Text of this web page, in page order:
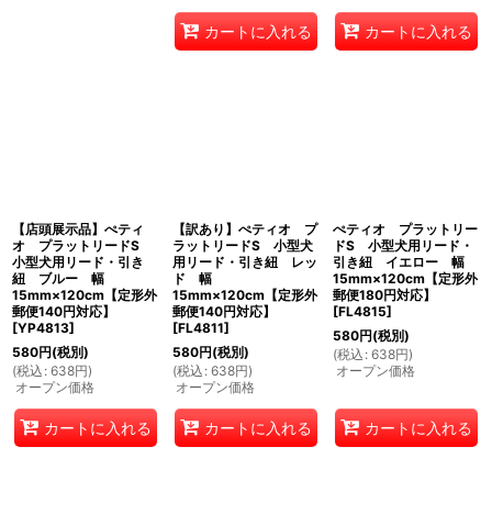
カートに入れる カートに入れる
【店頭展示品】ぺティ
オ プラットリードS
小型犬用リード・引き
紐 ブルー 幅
15mm×120cm【定形外
郵便140円対応】
[YP4813]
580円(税別)
(税込 : 638円)
オープン価格
カートに入れる
【訳あり】ぺティオ プ
ラットリードS 小型犬
用リード・引き紐 レッ
ド 幅
15mm×120cm【定形外
郵便140円対応】
[FL4811]
580円(税別)
(税込 : 638円)
オープン価格
カートに入れる
ぺティオ プラットリー
ドS 小型犬用リード・
引き紐 イエロー 幅
15mm×120cm【定形外
郵便180円対応】
[FL4815]
580円(税別)
(税込 : 638円)
オープン価格
カートに入れる